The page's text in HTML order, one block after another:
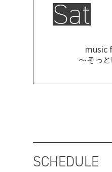
Sat
music
～そっ
SCHEDULE